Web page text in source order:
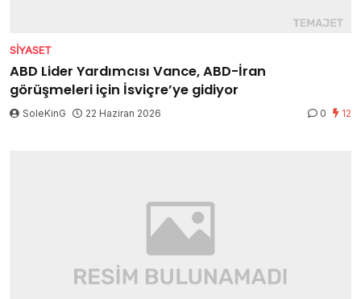
SIYASET
ABD Lider Yardımcısı Vance, ABD-İran
görüşmeleri için İsviçre’ye gidiyor
SoleKinG 22 Haziran 2026 0 12